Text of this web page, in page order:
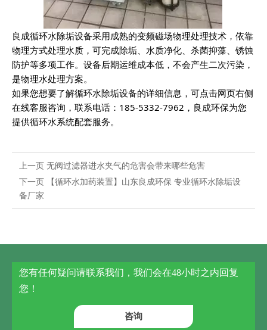
良成循环水除垢设备采用成熟的变频磁场物理处理技术，依靠
物理方式处理水质，可完成除垢、水质净化、杀菌抑藻、锈蚀
防护等多项工作。设备后期运维成本低，不会产生二次污染，
是物理水处理方案。
如果您想要了解循环水除垢设备的详细信息，可点击网页右侧
在线客服咨询，联系电话：185-5332-7962，良成环保为您
提供循环水系统配套服务。
上一页无阀过滤器进水夹气的危害会带来哪些危害
下一页
【循环水加药装置】山东良成环保 专业循环水除垢设
备厂家
您有任何疑问请联系我们，我们会在48小时之内回复
您！
咨询